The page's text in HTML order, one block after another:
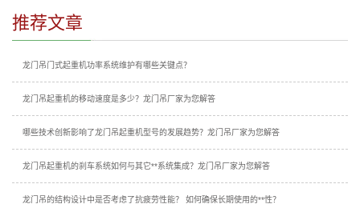
推荐文章
龙门吊门式起重机功率系统维护有哪些关键点？
龙门吊起重机的移动速度是多少？龙门吊厂家为您解答
哪些技术创新影响了龙门吊起重机型号的发展趋势？龙门吊厂家为您解答
龙门吊起重机的刹车系统如何与其它**系统集成？龙门吊厂家为您解答
龙门吊的结构设计中是否考虑了抗疲劳性能？ 如何确保长期使用的**性？